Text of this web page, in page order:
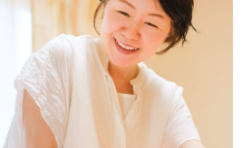
術を通じて症状を和らげ、お客
を最大限に引き出すことで、症
ートを行うことが大切だと考え
一人おひとりの症状や体質に合